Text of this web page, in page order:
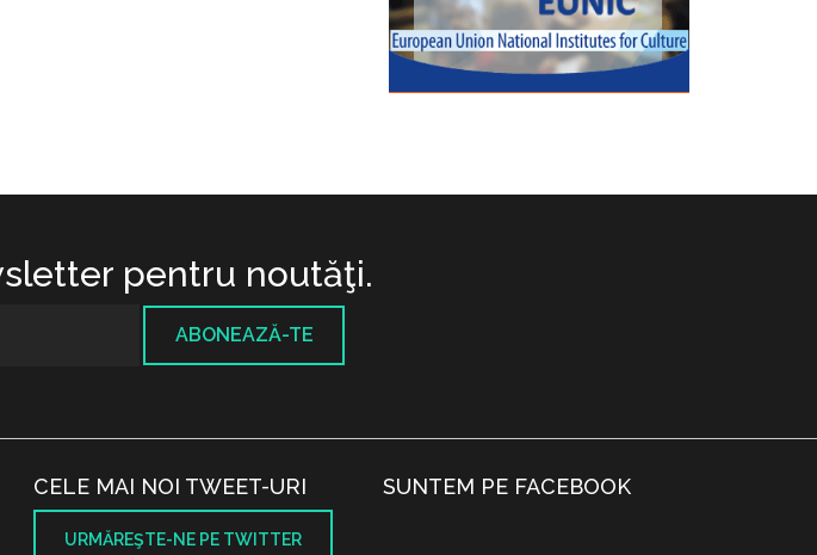
pentru noutăţi.
ABONEAZĂ-TE
CELE MAI NOI TWEET-URI
URMĂREŞTE-NE PE TWITTER
SUNTEM PE FACEBOOK